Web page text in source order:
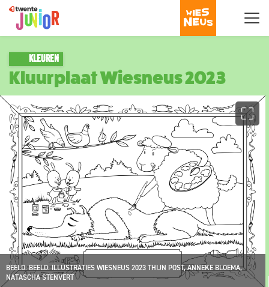
KLEUREN
Kluurplaat Wiesneus 2023
BEELD: BEELD: ILLUSTRATIES WIESNEUS 2023 THIJN POST, ANNEKE BLOEMA,
NATASCHA STENVERT